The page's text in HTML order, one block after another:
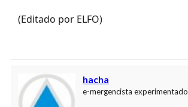
(Editado por ELFO)
hacha
e-mergencista experimentado